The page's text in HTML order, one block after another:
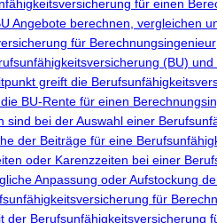
für einen
Angebote berechnen, vergleichen
für Berechnungsingenieur
(BU)
greift die
BU-Rente für einen
sind bei der Auswahl einer
der Beiträge für eine
oder Karenzzeiten bei einer
Anpassung oder Aufstockung
für
der Berufsunfähigkeitsversicherung